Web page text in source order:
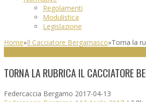
Regolamenti
Modulistica
Legislazione
Home»Il Cacciatore Bergamasco»Torna la
TORNA LA RUBRICA IL CACCIATORE
Federcaccia Bergamo 2017-04-13